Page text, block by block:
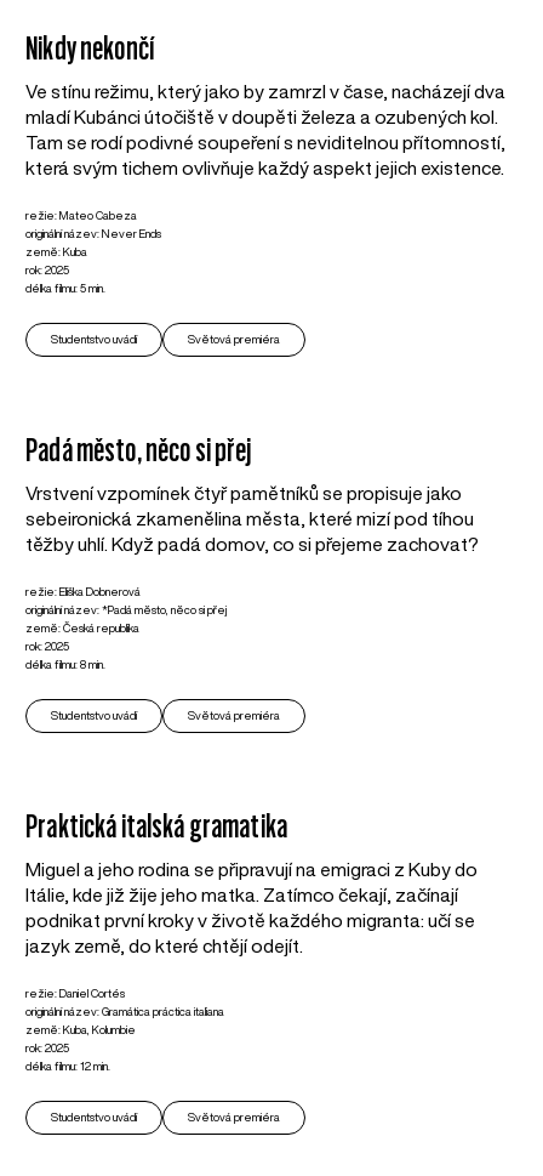
Nikdy nekončí
Ve stínu režimu, který jako by zamrzl v čase, nacházejí dva
mladí Kubánci útočiště v doupěti železa a ozubených kol.
Tam se rodí podivné soupeření s neviditelnou přítomností,
která svým tichem ovlivňuje každý aspekt jejich existence.
režie: Mateo Cabeza
originální název: Never Ends
země: Kuba
rok: 2025
délka filmu: 5 min.
Studentstvo uvádí Světová premiéra
Padá město, něco si přej
Vrstvení vzpomínek čtyř pamětníků se propisuje jako
sebeironická zkamenělina města, které mizí pod tíhou
těžby uhlí. Když padá domov, co si přejeme zachovat?
režie: Eliška Dobnerová
originální název: *Padá město, něco si přej
země: Česká republika
rok: 2025
délka filmu: 8 min.
Studentstvo uvádí Světová premiéra
Praktická italská gramatika
Miguel a jeho rodina se připravují na emigraci z Kuby do
Itálie, kde již žije jeho matka. Zatímco čekají, začínají
podnikat první kroky v životě každého migranta: učí se
jazyk země, do které chtějí odejít.
režie: Daniel Cortés
originální název: Gramática práctica italiana
země: Kuba, Kolumbie
rok: 2025
délka filmu: 12 min.
Studentstvo uvádí Světová premiéra